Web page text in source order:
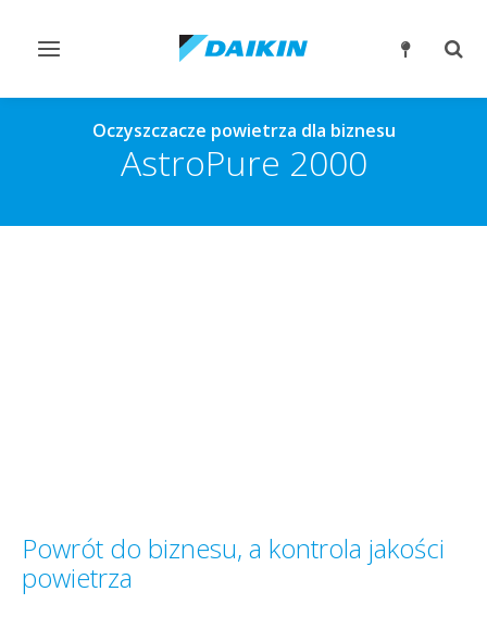
Przełącz
Oczyszczacze powietrza dla biznesu
AstroPure 2000
Powrót do biznesu, a kontrola jakości
powietrza